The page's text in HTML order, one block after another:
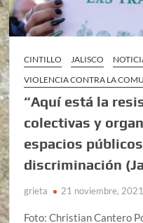
CINTILLO JALISCO
VIOLENCIA CONTRA LA
“Aquí está la
colectivas y
espacios
discriminación
grieta 21 noviembre, 2021
Foto: Christian Cantero